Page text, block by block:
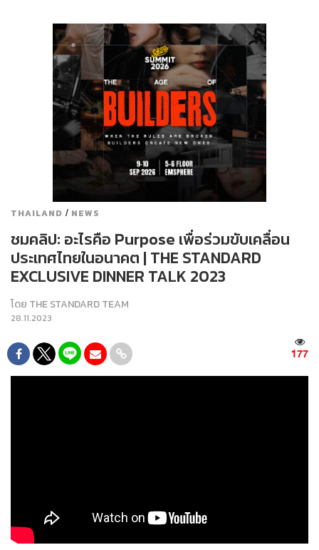
THAILAND / NEWS
ชมคลิป: อะไรคือ Purpose เพื่อร่วมขับเคลื่อน
ประเทศไทยในอนาคต | THE STANDARD
EXCLUSIVE DINNER TALK 2023
โดย THE STANDARD TEAM
28.11.2023
177